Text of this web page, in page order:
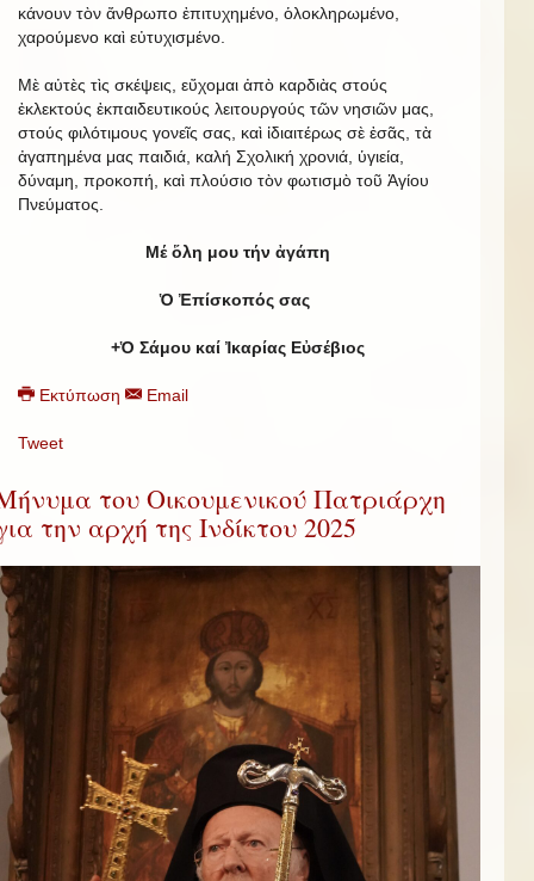
κάνουν τὸν ἄνθρωπο ἐπιτυχημένο, ὁλοκληρωμένο,
χαρούμενο καὶ εὐτυχισμένο.
Μὲ αὐτὲς τὶς σκέψεις, εὔχομαι ἀπὸ καρδιὰς στούς
ἐκλεκτούς ἐκπαιδευτικούς λειτουργούς τῶν νησιῶν μας,
στούς φιλότιμους γονεῖς σας, καὶ ἰδιαιτέρως σὲ ἐσᾶς, τὰ
ἀγαπημένα μας παιδιά, καλή Σχολική χρονιά, ὑγιεία,
δύναμη, προκοπή, καὶ πλούσιο τὸν φωτισμὸ τοῦ Ἁγίου
Πνεύματος.
Μέ ὅλη μου τήν ἀγάπη
Ὁ Ἐπίσκοπός σας
+Ὁ Σάμου καί Ἰκαρίας Εὐσέβιος
Εκτύπωση Email
Tweet
του Οικουμενικού Πατριάρχη
την αρχή της Ινδίκτου 2025